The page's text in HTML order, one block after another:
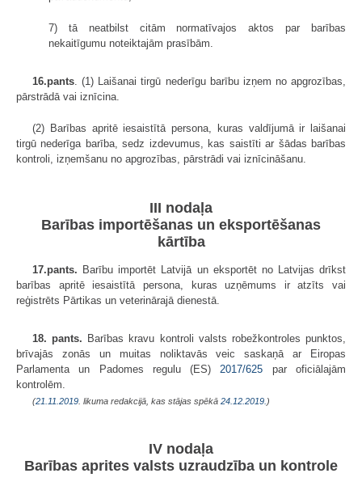
7) tā neatbilst citām normatīvajos aktos par barības
nekaitīgumu noteiktajām prasībām.
16.pants. (1) Laišanai tirgū nederīgu barību izņem no apgrozības,
pārstrādā vai iznīcina.
(2) Barības apritē iesaistītā persona, kuras valdījumā ir laišanai
tirgū nederīga barība, sedz izdevumus, kas saistīti ar šādas barības
kontroli, izņemšanu no apgrozības, pārstrādi vai iznīcināšanu.
III nodaļa
Barības importēšanas un eksportēšanas
kārtība
17.pants. Barību importēt Latvijā un eksportēt no Latvijas drīkst
barības apritē iesaistītā persona, kuras uzņēmums ir atzīts vai
reģistrēts Pārtikas un veterinārajā dienestā.
18. pants. Barības kravu kontroli valsts robežkontroles punktos,
brīvajās zonās un muitas noliktavās veic saskaņā ar Eiropas
Parlamenta un Padomes regulu (ES)2017/625 par oficiālajām
kontrolēm.
(21.11.2019 . likuma redakcijā, kas stājas spēkā 24.12.2019. )
IV nodaļa
Barības aprites valsts uzraudzība un kontrole